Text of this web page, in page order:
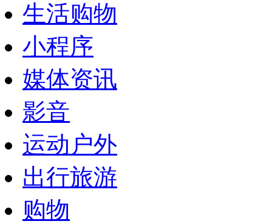
生活购物
小程序
媒体资讯
影音
运动户外
出行旅游
购物